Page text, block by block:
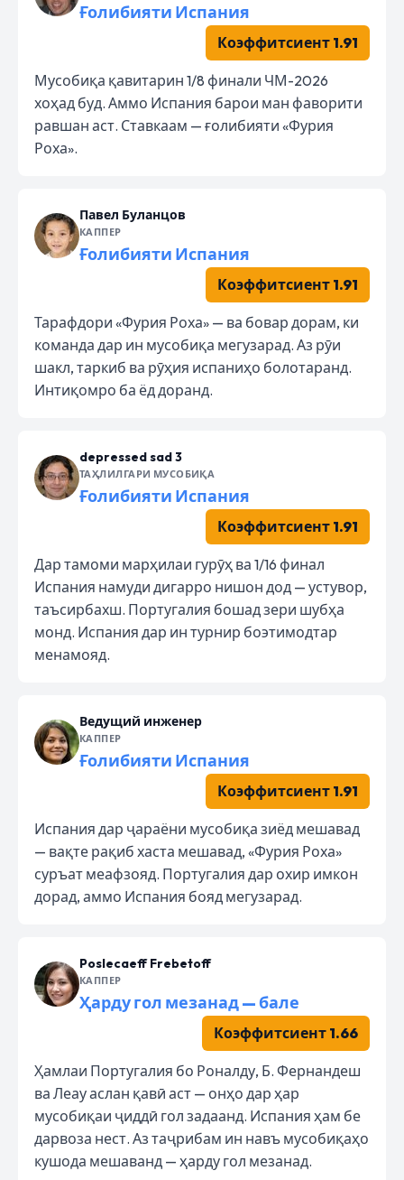
Ғолибияти Испания
Коэффитсиент 1.91
Мусобиқа қавитарин 1/8 финали ЧМ-2026
хоҳад буд. Аммо Испания барои ман фаворити
равшан аст. Ставкаам — ғолибияти «Фурия
Роха».
Павел Буланцов
КАППЕР
Ғолибияти Испания
Коэффитсиент 1.91
Тарафдори «Фурия Роха» — ва бовар дорам, ки
команда дар ин мусобиқа мегузарад. Аз рӯи
шакл, таркиб ва рӯҳия испаниҳо болотаранд.
Интиқомро ба ёд доранд.
depressed sad 3
ТАҲЛИЛГАРИ МУСОБИҚА
Ғолибияти Испания
Коэффитсиент 1.91
Дар тамоми марҳилаи гурӯҳ ва 1/16 финал
Испания намуди дигарро нишон дод — устувор,
таъсирбахш. Португалия бошад зери шубҳа
монд. Испания дар ин турнир боэтимодтар
менамояд.
Ведущий инженер
КАППЕР
Ғолибияти Испания
Коэффитсиент 1.91
Испания дар ҷараёни мусобиқа зиёд мешавад
— вақте рақиб хаста мешавад, «Фурия Роха»
суръат меафзояд. Португалия дар охир имкон
дорад, аммо Испания бояд мегузарад.
Poslecaeff Frebetoff
КАППЕР
Ҳарду гол мезанад — бале
Коэффитсиент 1.66
Ҳамлаи Португалия бо Роналду, Б. Фернандеш
ва Леау аслан қавӣ аст — онҳо дар ҳар
мусобиқаи ҷиддӣ гол задаанд. Испания ҳам бе
дарвоза нест. Аз таҷрибам ин навъ мусобиқаҳо
кушода мешаванд — ҳарду гол мезанад.